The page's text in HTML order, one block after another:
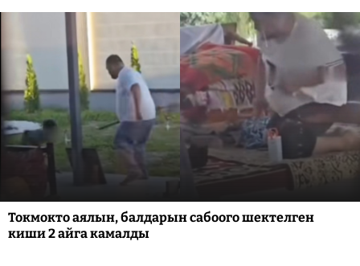
Токмокто аялын, балдарын сабоого шектелген
киши 2 айга камалды